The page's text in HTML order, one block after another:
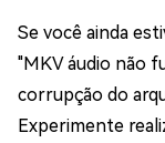
Se você ainda
"MKV áudio não
corrupção do
Experimente